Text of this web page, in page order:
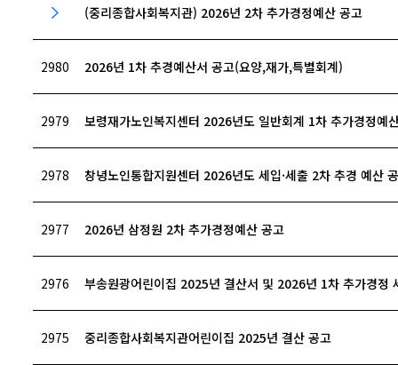
(중리종합사회복지관) 2026년 2차 추가경정예산 공고
2980 2026년 1차 추경예산서 공고(요양,재가,특별회계)
2979 보령재가노인복지센터 2026년도 일반회계 1차 추가경정예
2978 창녕노인통합지원센터 2026년도 세입·세출 2차 추경 예산
2977 2026년 삼정원 2차 추가경정예산 공고
2976 부송원광어린이집 2025년 결산서 및 2026년 1차 추가경정
2975 중리종합사회복지관어린이집 2025년 결산 공고